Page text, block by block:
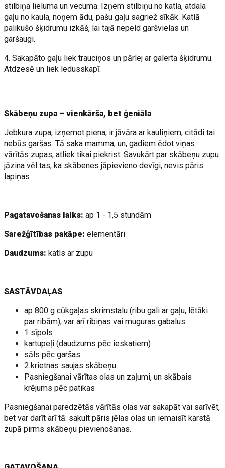
stilbiņa lieluma un vecuma. Izņem stilbiņu no katla, atdala
gaļu no kaula, noņem ādu, pašu gaļu sagriež sīkāk. Katlā
palikušo šķidrumu izkāš, lai tajā nepeld garšvielas un
garšaugi.
4. Sakapāto gaļu liek trauciņos un pārlej ar galerta šķidrumu.
Atdzesē un liek ledusskapī.
Skābeņu zupa – vienkārša, bet ģeniāla
Jebkura zupa, izņemot piena, ir jāvāra ar kauliņiem, citādi tai
nebūs garšas. Tā saka mamma, un, gadiem ēdot viņas
vārītās zupas, atliek tikai piekrist. Savukārt par skābeņu zupu
jāzina vēl tas, ka skābenes jāpievieno devīgi, nevis pāris
lapiņas
Pagatavošanas laiks: ap 1 - 1,5 stundām
Sarežģītības pakāpe:elementāri
Daudzums:katls ar zupu
SASTĀVDAĻAS
ap 800 g cūkgaļas skrimstalu (ribu gali ar gaļu, lētāki
par ribām), var arī ribiņas vai muguras gabalus
1 sīpols
kartupeļi (daudzums pēc ieskatiem)
sāls pēc garšas
2 krietnas saujas skābeņu
Pasniegšanai vārītas olas un zaļumi, un skābais
krējums pēc patikas
Pasniegšanai paredzētās vārītās olas var sakapāt vai sarīvēt,
bet var darīt arī tā: sakult pāris jēlas olas un iemaisīt karstā
zupā pirms skābeņu pievienošanas.